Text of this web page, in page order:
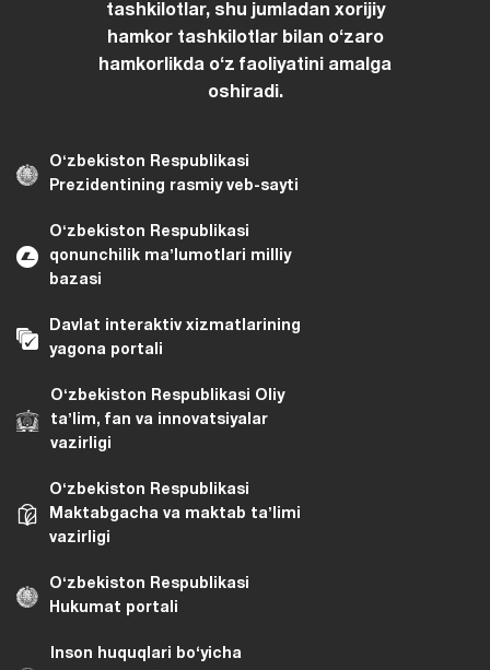
tashkilotlar, shu jumladan xorijiy
hamkor tashkilotlar bilan oʻzaro
hamkorlikda oʻz faoliyatini amalga
oshiradi.
Oʻzbekiston Respublikasi
Prezidentining rasmiy veb-sayti
Oʻzbekiston Respublikasi
qonunchilik maʼlumotlari milliy
bazasi
Davlat interaktiv xizmatlarining
yagona portali
Oʻzbekiston Respublikasi Oliy
taʼlim, fan va innovatsiyalar
vazirligi
Oʻzbekiston Respublikasi
Maktabgacha va maktab taʼlimi
vazirligi
Oʻzbekiston Respublikasi
Hukumat portali
Inson huquqlari bo‘yicha